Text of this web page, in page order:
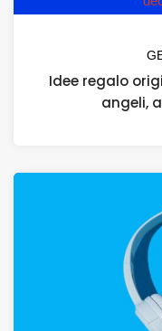
Idee regalo
angeli,